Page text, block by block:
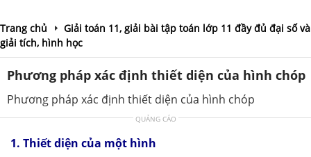
Trang chủ
Giải toán 11, giải bài tập toán lớp 11 đầy đủ đại số và
giải tích, hình học
Phương pháp xác định thiết diện của hình chóp
Phương pháp xác định thiết diện của hình chóp
QUẢNG CÁO
1. Thiết diện của một hình